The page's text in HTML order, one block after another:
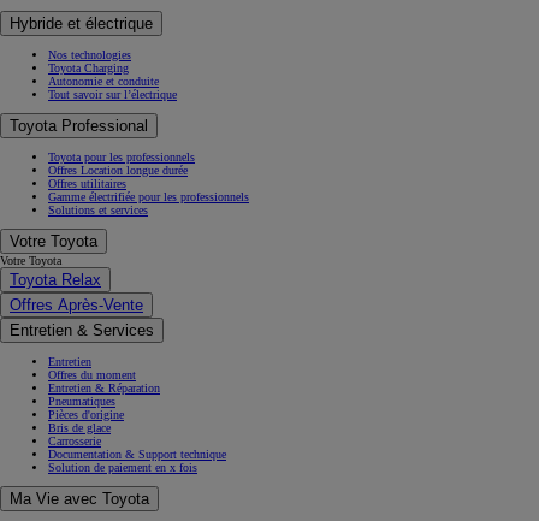
Hybride et électrique
Nos technologies
Toyota Charging
Autonomie et conduite
Tout savoir sur l’électrique
Toyota Professional
Toyota pour les professionnels
Offres Location longue durée
Offres utilitaires
Gamme électrifiée pour les professionnels
Solutions et services
Votre Toyota
Votre Toyota
Toyota Relax
Offres Après-Vente
Entretien & Services
Entretien
Offres du moment
Entretien & Réparation
Pneumatiques
Pièces d'origine
Bris de glace
Carrosserie
Documentation & Support technique
Solution de paiement en x fois
Ma Vie avec Toyota